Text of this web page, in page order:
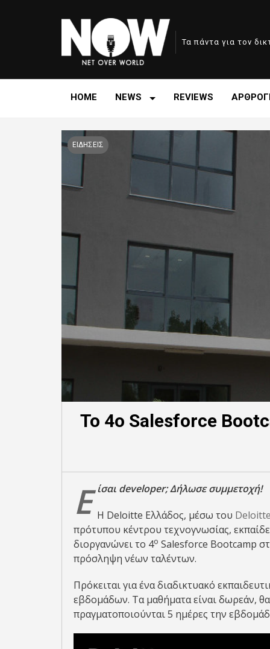
Τα πάντα για τον
HOME NEWS REVIEWS
ΕΙΔΗΣΕΙΣ
Το 4ο Salesforce
Ε ίσαι developer; Δήλωσε συμμετοχή!
Η Deloitte Ελλάδος, μέσω του
πρότυπου κέντρου τεχνογνωσίας,
διοργανώνει το 4ο Salesforce Bootcamp
πρόσληψη νέων ταλέντων.
Πρόκειται για ένα διαδικτυακό
εβδομάδων. Τα μαθήματα είναι δωρεάν,
πραγματοποιούνται 5 ημέρες την